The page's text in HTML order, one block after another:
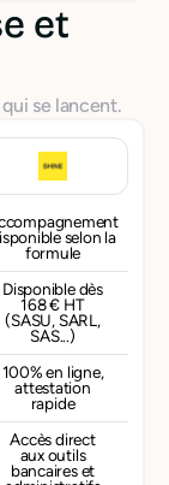
et
se lancent.
selon la
formule
Disponible dès
168 € HT
(SASU, SARL,
SAS...)
100% en ligne,
attestation
rapide
Accès direct
aux outils
bancaires et